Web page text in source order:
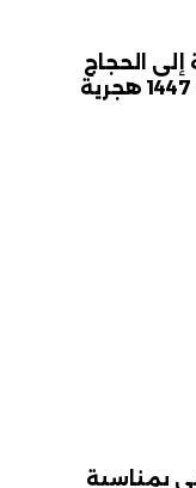
إلى الحجاج
بمناسبة